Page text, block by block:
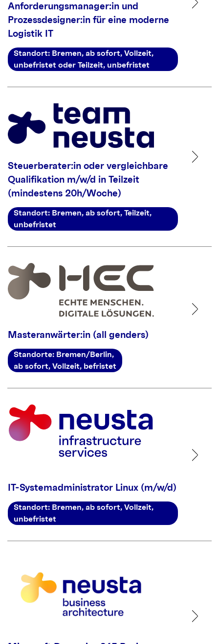
Anforderungsmanager:in und
Prozessdesigner:in für eine moderne
Logistik IT
Standort: Bremen, ab sofort, Vollzeit,
unbefristet oder Teilzeit, unbefristet
Steuerberater:in oder vergleichbare
Qualifikation m/w/d in Teilzeit
(mindestens 20h/Woche)
Standort: Bremen, ab sofort, Teilzeit,
unbefristet
Masteranwärter:in (all genders)
Standorte: Bremen/Berlin,
ab sofort, Vollzeit, befristet
IT-Systemadministrator Linux (m/w/d)
Standort: Bremen, ab sofort, Vollzeit,
unbefristet